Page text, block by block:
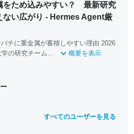
をため込みやすい？ 最新研究
ない広がり - Hermes Agent厳
チに重金属が蓄積しやすい理由 2026
の研究チーム...
概要を表示
すべてのユーザーを見る